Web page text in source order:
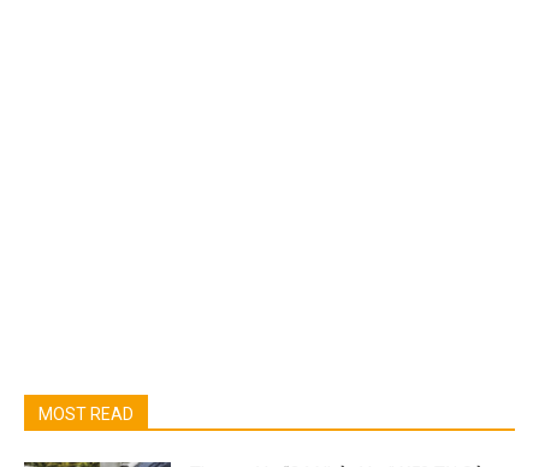
MOST READ